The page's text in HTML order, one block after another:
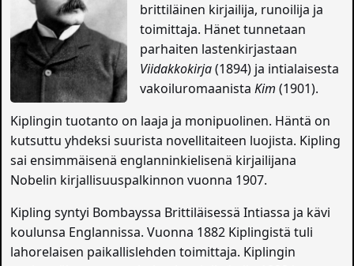
brittiläinen kirjailija, runoilija ja
toimittaja. Hänet tunnetaan
parhaiten lastenkirjastaan
Viidakkokirja(1894) ja intialaisesta
vakoiluromaanista Kim (1901).
Kiplingin tuotanto on laaja ja monipuolinen. Häntä on
kutsuttu yhdeksi suurista novellitaiteen luojista. Kipling
sai ensimmäisenä englanninkielisenä kirjailijana
Nobelin kirjallisuuspalkinnon vuonna 1907.
Kipling syntyi Bombayssa Brittiläisessä Intiassa ja kävi
koulunsa Englannissa. Vuonna 1882 Kiplingistä tuli
lahorelaisen paikallislehden toimittaja. Kiplingin